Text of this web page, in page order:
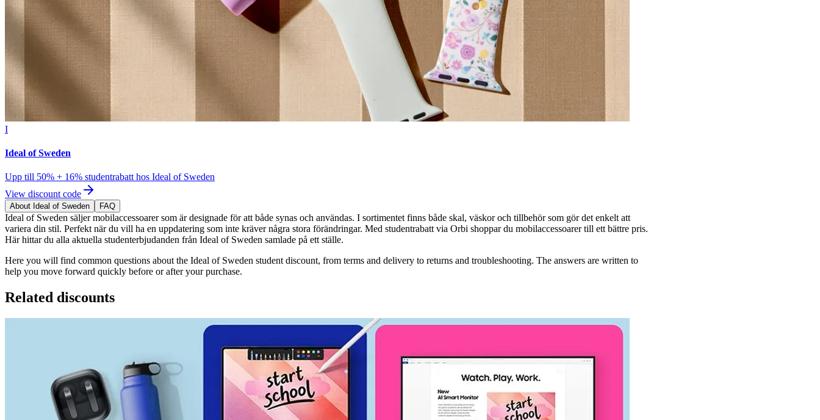
I
Ideal of Sweden
Upp till 50% + 16% studentrabatt hos Ideal of Sweden
View discount code
About Ideal of Sweden FAQ
Ideal of Sweden säljer mobilaccessoarer som är designade för att både synas och användas. I sortimentet finns både skal, väskor och tillbehör som gör det enkelt att
variera din stil. Perfekt när du vill ha en uppdatering som inte kräver några stora förändringar. Med studentrabatt via Orbi shoppar du mobilaccessoarer till ett bättre pris.
Här hittar du alla aktuella studenterbjudanden från Ideal of Sweden samlade på ett ställe.
Here you will find common questions about the Ideal of Sweden student discount, from terms and delivery to returns and troubleshooting. The answers are written to
help you move forward quickly before or after your purchase.
Related discounts